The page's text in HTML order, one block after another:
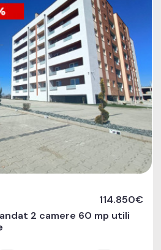
114.850€
2 camere 60 mp utili